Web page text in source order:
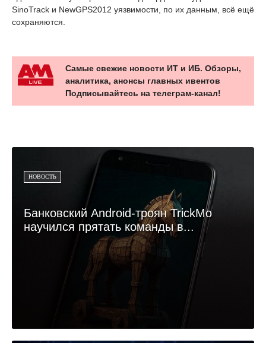
SinoTrack и NewGPS2012 уязвимости, по их данным, всё ещё
сохраняются.
Самые свежие новости ИТ и ИБ. Обзоры,
аналитика, анонсы главных ивентов
Подписывайтесь на телеграм-канал!
НОВОСТЬ
Банковский Android-троян TrickMo
научился прятать команды в...